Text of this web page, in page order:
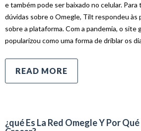
e também pode ser baixado no celular. Para
dúvidas sobre o Omegle, Tilt respondeu às
sobre a plataforma. Com a pandemia, o site
popularizou como uma forma de driblar os
READ MORE
¿qué Es La Red Omegle Y Por